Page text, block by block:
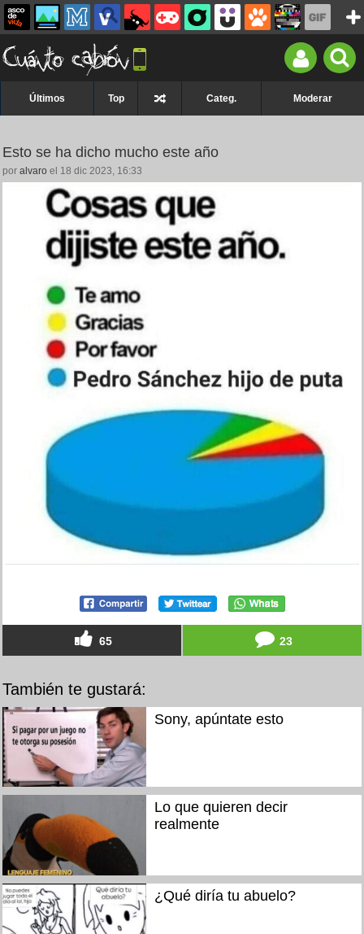
Últimos Top Categ. Moderar
Esto se ha dicho mucho este año
por alvaro el 18 dic 2023, 16:33
65 23
También te gustará:
Sony, apúntate esto
Lo que quieren decir
realmente
¿Qué diría tu abuelo?